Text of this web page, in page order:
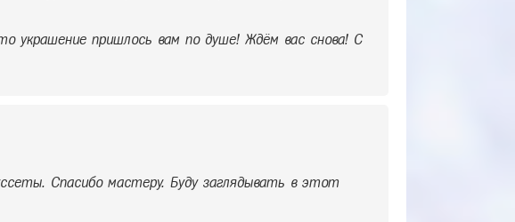
украшение пришлось вам по душе! Ждём вас снова! С
Спасибо мастеру. Буду заглядывать в этот